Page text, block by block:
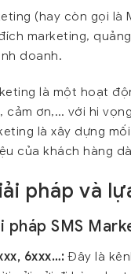
(hay còn gọi
marketing,
doanh.
là một hoạt
cảm ơn,… với hi
là xây dựng
của khách hàng
pháp và
pháp SMS
6xxx…: Đây là